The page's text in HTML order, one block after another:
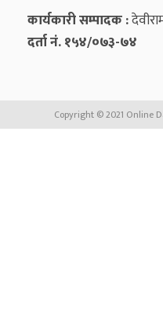
कार्यकारी सम्पादक :
दर्ता नं. १५४/०७३-७४
Copyright © 2021 Online